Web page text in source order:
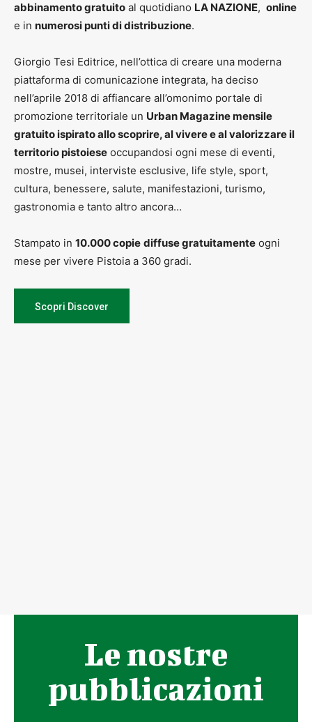
abbinamento gratuito al quotidiano LA NAZIONE, online
e in numerosi punti di distribuzione.
Giorgio Tesi Editrice, nell’ottica di creare una moderna
piattaforma di comunicazione integrata, ha deciso
nell’aprile 2018 di affiancare all’omonimo portale di
promozione territoriale un Urban Magazine mensile
gratuito ispirato allo scoprire, al vivere e al valorizzare il
territorio pistoiese occupandosi ogni mese di eventi,
mostre, musei, interviste esclusive, life style, sport,
cultura, benessere, salute, manifestazioni, turismo,
gastronomia e tanto altro ancora…
Stampato in 10.000 copie diffuse gratuitamente ogni
mese per vivere Pistoia a 360 gradi.
Scopri Discover
Le nostre
pubblicazioni